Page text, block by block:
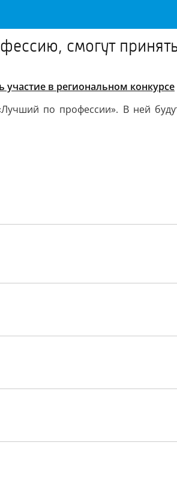
смогут
в региональном конкурсе
по профессии». В ней